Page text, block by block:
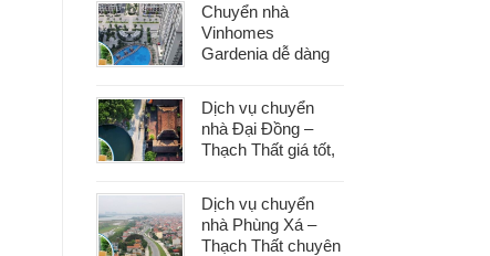
Chuyển nhà
Vinhomes
Gardenia dễ dàng
phát sinh chi phí
Dịch vụ chuyển
nhà Đại Đồng –
Thạch Thất giá tốt,
chuyển nhà
Dịch vụ chuyển
nhà Phùng Xá –
Thạch Thất chuyên